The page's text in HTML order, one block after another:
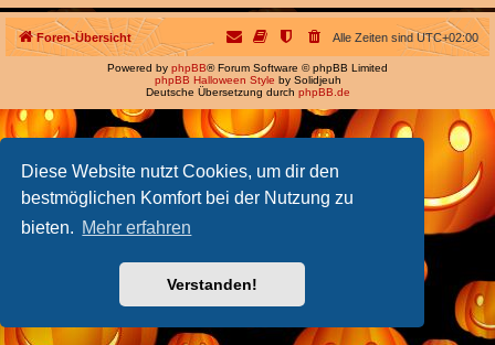
Diese Website nutzt Cookies, um dir den
bestmöglichen Komfort bei der Nutzung zu
bieten. Mehr erfahren
Verstanden!
Foren-Übersicht Alle Zeiten sindUTC+02:00
Powered by phpBB® Forum Software © phpBB Limited
phpBB Halloween Style by Solidjeuh
Deutsche Übersetzung durch phpBB.de